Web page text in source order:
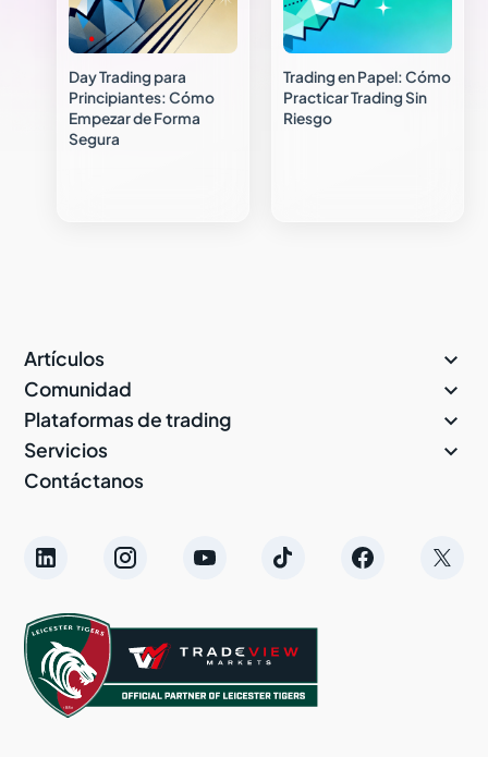
Day Trading para
Principiantes: Cómo
Empezar de Forma
Segura
Trading en Papel: Cómo
Practicar Trading Sin
Riesgo
Artículos 
Comunidad 
Plataformas de trading 
Servicios 
Contáctanos